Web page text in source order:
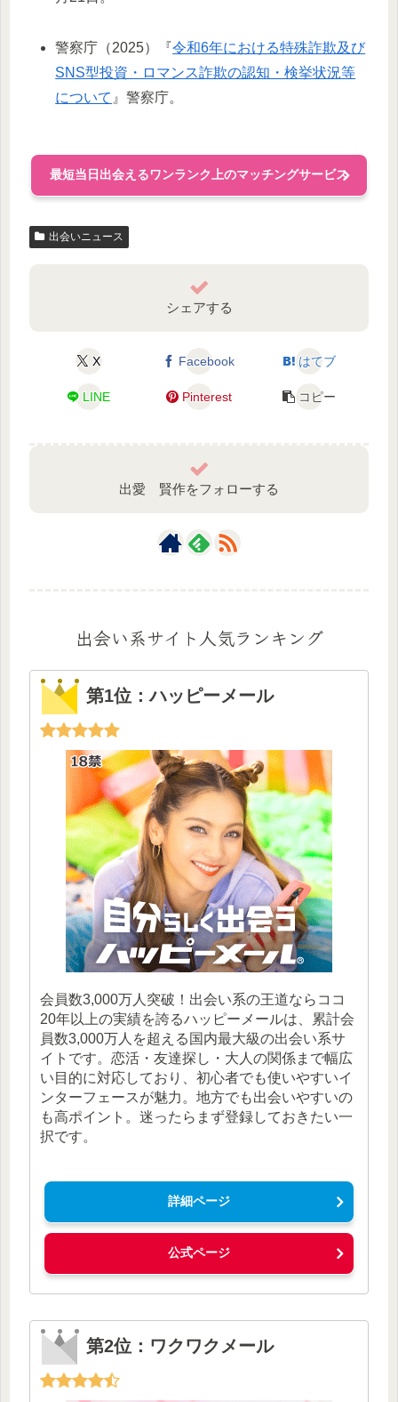
警察庁（2025）『令和6年における特殊詐欺及び
SNS型投資・ロマンス詐欺の認知・検挙状況等
について 』警察庁。
最短当日出会えるワンランク上のマッチングサービス
出会いニュース
シェアする
X Facebook はてブ
LINE Pinterest コピー
出愛 賢作をフォローする
出会い系サイト人気ランキング
第1位：ハッピーメール
会員数3,000万人突破！出会い系の王道ならココ
20年以上の実績を誇るハッピーメールは、累計会
員数3,000万人を超える国内最大級の出会い系サ
イトです。恋活・友達探し・大人の関係まで幅広
い目的に対応しており、初心者でも使いやすいイ
ンターフェースが魅力。地方でも出会いやすいの
も高ポイント。迷ったらまず登録しておきたい一
択です。
詳細ページ
公式ページ
第2位：ワクワクメール